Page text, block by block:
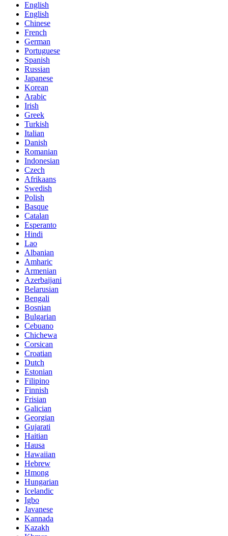
English
English
Chinese
French
German
Portuguese
Spanish
Russian
Japanese
Korean
Arabic
Irish
Greek
Turkish
Italian
Danish
Romanian
Indonesian
Czech
Afrikaans
Swedish
Polish
Basque
Catalan
Esperanto
Hindi
Lao
Albanian
Amharic
Armenian
Azerbaijani
Belarusian
Bengali
Bosnian
Bulgarian
Cebuano
Chichewa
Corsican
Croatian
Dutch
Estonian
Filipino
Finnish
Frisian
Galician
Georgian
Gujarati
Haitian
Hausa
Hawaiian
Hebrew
Hmong
Hungarian
Icelandic
Igbo
Javanese
Kannada
Kazakh